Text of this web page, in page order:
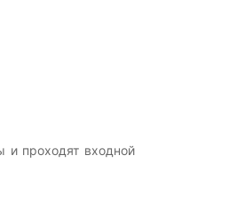
и проходят входной